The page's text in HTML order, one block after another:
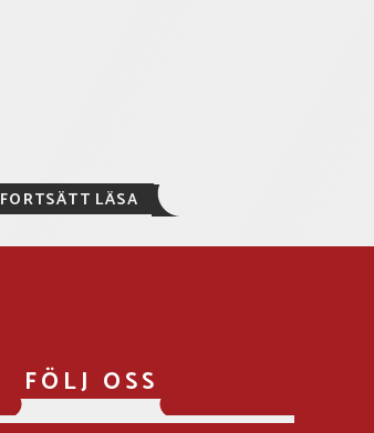
FORTSÄTT LÄSA ELOSO
LANSERAR
BRÄDSPEL
FÖLJ OSS